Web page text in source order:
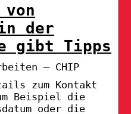
in der
gibt Tipps
– CHIP
zum Kontakt
Beispiel die
oder die